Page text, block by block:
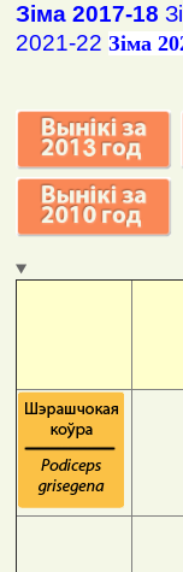
Зіма 2017-18
2021-22 Зіма